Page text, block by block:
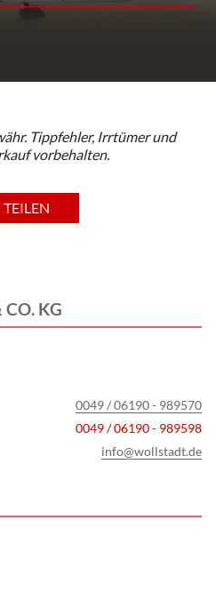
Tippfehler, Irrtümer und
vorbehalten.
TEILEN
KG
0049 / 06190 - 989570
0049 / 06190 - 989598
info@wollstadt.de